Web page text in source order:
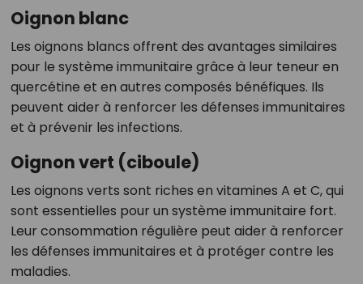
Oignon blanc
Les oignons blancs offrent des avantages similaires
pour le système immunitaire grâce à leur teneur en
quercétine et en autres composés bénéfiques. Ils
peuvent aider à renforcer les défenses immunitaires
et à prévenir les infections.
Oignon vert (ciboule)
Les oignons verts sont riches en vitamines A et C, qui
sont essentielles pour un système immunitaire fort.
Leur consommation régulière peut aider à renforcer
les défenses immunitaires et à protéger contre les
maladies.